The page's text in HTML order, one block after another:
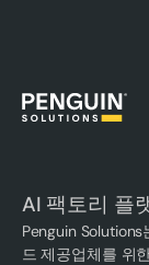
AI 팩토리 플
Penguin
드 제공업체를 위